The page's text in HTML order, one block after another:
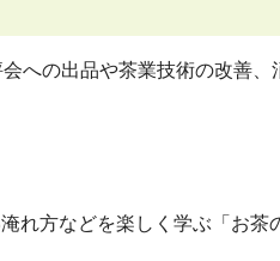
への出品や茶業技術の改善、
れ方などを楽しく学ぶ「お茶